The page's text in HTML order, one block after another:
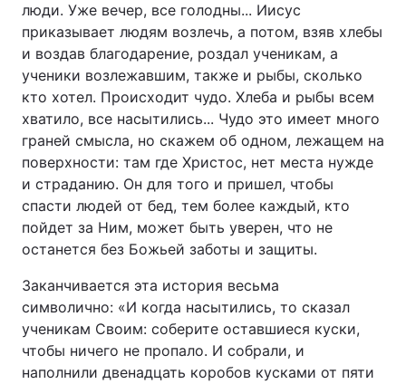
люди. Уже вечер, все голодны... Иисус
приказывает людям возлечь, а потом, взяв хлебы
и воздав благодарение, роздал ученикам, а
ученики возлежавшим, также и рыбы, сколько
кто хотел. Происходит чудо. Хлеба и рыбы всем
хватило, все насытились... Чудо это имеет много
граней смысла, но скажем об одном, лежащем на
поверхности: там где Христос, нет места нужде
и страданию. Он для того и пришел, чтобы
спасти людей от бед, тем более каждый, кто
пойдет за Ним, может быть уверен, что не
останется без Божьей заботы и защиты.
Заканчивается эта история весьма
символично: «И когда насытились, то сказал
ученикам Своим: соберите оставшиеся куски,
чтобы ничего не пропало. И собрали, и
наполнили двенадцать коробов кусками от пяти